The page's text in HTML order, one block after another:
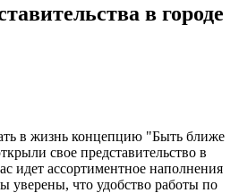
в городе
в жизнь концепцию "Быть ближе
свое представительство в
идет ассортиментное наполнения
уверены, что удобство работы по